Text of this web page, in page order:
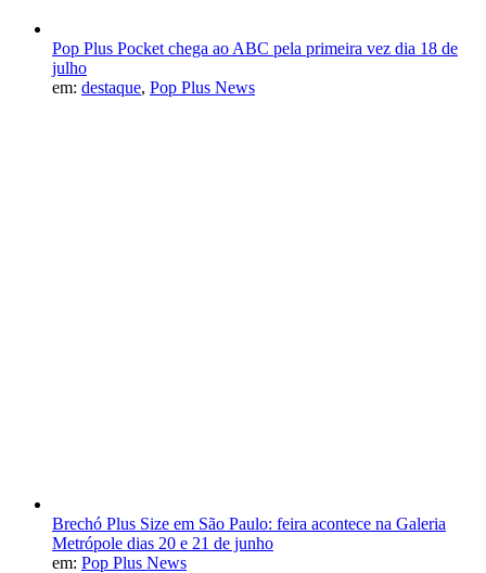
Pop Plus Pocket chega ao ABC pela primeira vez dia 18 de
julho
em: destaque, Pop Plus News
Brechó Plus Size em São Paulo: feira acontece na Galeria
Metrópole dias 20 e 21 de junho
em: Pop Plus News